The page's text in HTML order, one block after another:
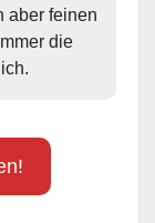
aber feinen
die